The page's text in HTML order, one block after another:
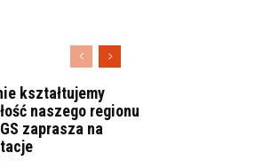
kształtujemy
naszego regionu
zaprasza na